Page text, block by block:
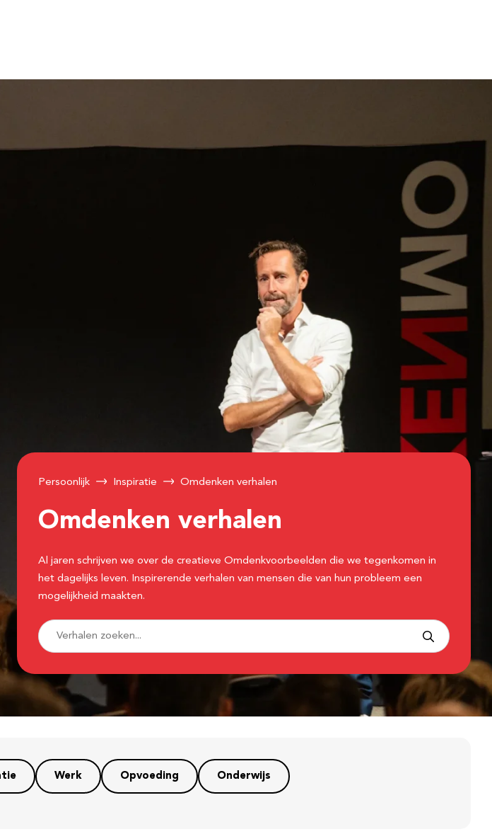
Persoonlijk Inspiratie Omdenken verhalen
Omdenken verhalen
Al jaren schrijven we over de creatieve Omdenkvoorbeelden die we tegenkomen in
het dagelijks leven. Inspirerende verhalen van mensen die van hun probleem een
mogelijkheid maakten.
Werk Opvoeding Onderwijs